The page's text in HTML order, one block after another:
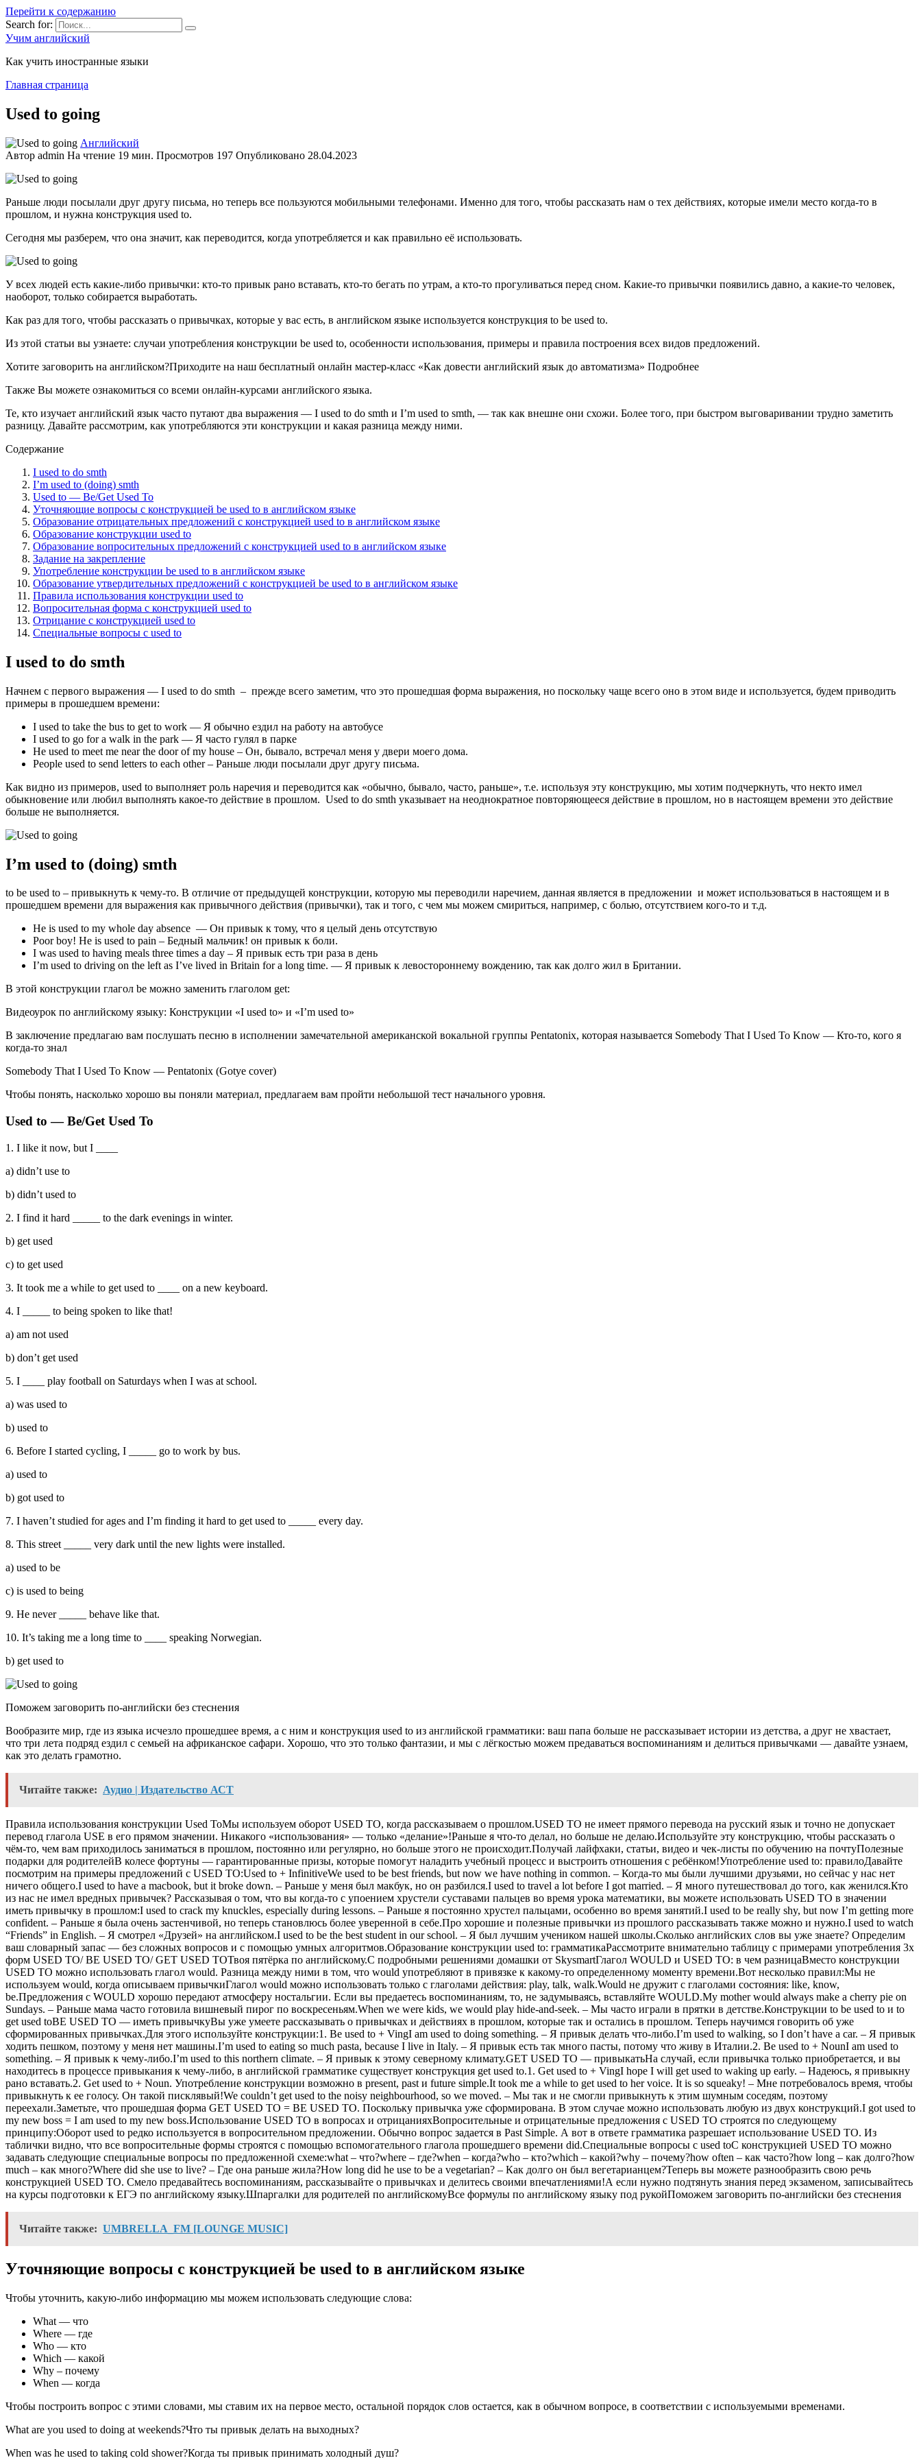
Перейти к содержанию
Search for:
Учим английский
Как учить иностранные языки
Главная страница
Used to going
Английский
Автор admin На чтение 19 мин. Просмотров 197 Опубликовано 28.04.2023
Раньше люди посылали друг другу письма, но теперь все пользуются мобильными телефонами. Именно для того, чтобы рассказать нам о тех действиях, которые имели место когда-то в
прошлом, и нужна конструкция used to.
Сегодня мы разберем, что она значит, как переводится, когда употребляется и как правильно её использовать.
У всех людей есть какие-либо привычки: кто-то привык рано вставать, кто-то бегать по утрам, а кто-то прогуливаться перед сном. Какие-то привычки появились давно, а какие-то человек,
наоборот, только собирается выработать.
Как раз для того, чтобы рассказать о привычках, которые у вас есть, в английском языке используется конструкция to be used to.
Из этой статьи вы узнаете: случаи употребления конструкции be used to, особенности использования, примеры и правила построения всех видов предложений.
Хотите заговорить на английском?Приходите на наш бесплатный онлайн мастер-класс «Как довести английский язык до автоматизма» Подробнее
Также Вы можете ознакомиться со всеми онлайн-курсами английского языка.
Те, кто изучает английский язык часто путают два выражения — I used to do smth и I’m used to smth, — так как внешне они схожи. Более того, при быстром выговаривании трудно заметить
разницу. Давайте рассмотрим, как употребляются эти конструкции и какая разница между ними.
Содержание
I used to do smth
I’m used to (doing) smth
Used to — Be/Get Used To
Уточняющие вопросы с конструкцией be used to в английском языке
Образование отрицательных предложений с конструкцией used to в английском языке
Образование конструкции used to
Образование вопросительных предложений с конструкцией used to в английском языке
Задание на закрепление
Употребление конструкции be used to в английском языке
Образование утвердительных предложений с конструкцией be used to в английском языке
Правила использования конструкции used to
Вопросительная форма с конструкцией used to
Отрицание с конструкцией used to
Специальные вопросы c used to
I used to do smth
Начнем с первого выражения — I used to do smth – прежде всего заметим, что это прошедшая форма выражения, но поскольку чаще всего оно в этом виде и используется, будем приводить
примеры в прошедшем времени:
I used to take the bus to get to work — Я обычно ездил на работу на автобусе
I used to go for a walk in the park — Я часто гулял в парке
He used to meet me near the door of my house – Он, бывало, встречал меня у двери моего дома.
People used to send letters to each other – Раньше люди посылали друг другу письма.
Как видно из примеров, used to выполняет роль наречия и переводится как «обычно, бывало, часто, раньше», т.е. используя эту конструкцию, мы хотим подчеркнуть, что некто имел
обыкновение или любил выполнять какое-то действие в прошлом. Used to do smth указывает на неоднократное повторяющееся действие в прошлом, но в настоящем времени это действие
больше не выполняется.
I’m used to (doing) smth
to be used to – привыкнуть к чему-то. В отличие от предыдущей конструкции, которую мы переводили наречием, данная является в предложении и может использоваться в настоящем и в
прошедшем времени для выражения как привычного действия (привычки), так и того, с чем мы можем смириться, например, с болью, отсутствием кого-то и т.д.
He is used to my whole day absence — Он привык к тому, что я целый день отсутствую
Poor boy! He is used to pain – Бедный мальчик! он привык к боли.
I was used to having meals three times a day – Я привык есть три раза в день
I’m used to driving on the left as I’ve lived in Britain for a long time. — Я привык к левостороннему вождению, так как долго жил в Британии.
В этой конструкции глагол be можно заменить глаголом get:
Видеоурок по английскому языку: Конструкции «I used to» и «I’m used to»
В заключение предлагаю вам послушать песню в исполнении замечательной американской вокальной группы Pentatonix, которая называется Somebody That I Used To Know — Кто-то, кого я
когда-то знал
Somebody That I Used To Know — Pentatonix (Gotye cover)
Чтобы понять, насколько хорошо вы поняли материал, предлагаем вам пройти небольшой тест начального уровня.
Used to — Be/Get Used To
1. I like it now, but I ____
a) didn’t use to
b) didn’t used to
2. I find it hard _____ to the dark evenings in winter.
b) get used
c) to get used
3. It took me a while to get used to ____ on a new keyboard.
4. I _____ to being spoken to like that!
a) am not used
b) don’t get used
5. I ____ play football on Saturdays when I was at school.
a) was used to
b) used to
6. Before I started cycling, I _____ go to work by bus.
a) used to
b) got used to
7. I haven’t studied for ages and I’m finding it hard to get used to _____ every day.
8. This street _____ very dark until the new lights were installed.
a) used to be
c) is used to being
9. He never _____ behave like that.
10. It’s taking me a long time to ____ speaking Norwegian.
b) get used to
Поможем заговорить по-английски без стеснения
Вообразите мир, где из языка исчезло прошедшее время, а с ним и конструкция used to из английской грамматики: ваш папа больше не рассказывает истории из детства, а друг не хвастает,
что три лета подряд ездил с семьей на африканское сафари. Хорошо, что это только фантазии, и мы с лёгкостью можем предаваться воспоминаниям и делиться привычками — давайте узнаем,
как это делать грамотно.
Читайте также: Аудио | Издательство АСТ
Правила использования конструкции Used ToМы используем оборот USED TO, когда рассказываем о прошлом.USED TO не имеет прямого перевода на русский язык и точно не допускает
перевод глагола USE в его прямом значении. Никакого «использования» — только «делание»!Раньше я что-то делал, но больше не делаю.Используйте эту конструкцию, чтобы рассказать о
чём-то, чем вам приходилось заниматься в прошлом, постоянно или регулярно, но больше этого не происходит.Получай лайфхаки, статьи, видео и чек-листы по обучению на почтуПолезные
подарки для родителейВ колесе фортуны — гарантированные призы, которые помогут наладить учебный процесс и выстроить отношения с ребёнком!Употребление used to: правилоДавайте
посмотрим на примеры предложений с USED TO:Used to + InfinitiveWe used to be best friends, but now we have nothing in common. – Когда-то мы были лучшими друзьями, но сейчас у нас нет
ничего общего.I used to have a macbook, but it broke down. – Раньше у меня был макбук, но он разбился.I used to travel a lot before I got married. – Я много путешествовал до того, как женился.Кто
из нас не имел вредных привычек? Рассказывая о том, что вы когда-то с упоением хрустели суставами пальцев во время урока математики, вы можете использовать USED TO в значении
иметь привычку в прошлом:I used to crack my knuckles, especially during lessons. – Раньше я постоянно хрустел пальцами, особенно во время занятий.I used to be really shy, but now I’m getting more
confident. – Раньше я была очень застенчивой, но теперь становлюсь более уверенной в себе.Про хорошие и полезные привычки из прошлого рассказывать также можно и нужно.I used to watch
“Friends” in English. – Я смотрел «Друзей» на английском.I used to be the best student in our school. – Я был лучшим учеником нашей школы.Сколько английских слов вы уже знаете? Определим
ваш словарный запас — без сложных вопросов и с помощью умных алгоритмов.Образование конструкции used to: грамматикаРассмотрите внимательно таблицу с примерами употребления 3х
форм USED TO/ BE USED TO/ GET USED TOТвоя пятёрка по английскому.С подробными решениями домашки от SkysmartГлагол WOULD и USED TO: в чем разницаВместо конструкции
USED TO можно использовать глагол would. Разница между ними в том, что would употребляют в привязке к какому-то определенному моменту времени.Вот несколько правил:Мы не
используем would, когда описываем привычкиГлагол would можно использовать только с глаголами действия: play, talk, walk.Would не дружит с глаголами состояния: like, know,
be.Предложения с WOULD хорошо передают атмосферу ностальгии. Если вы предаетесь воспоминаниям, то, не задумываясь, вставляйте WOULD.My mother would always make a cherry pie on
Sundays. – Раньше мама часто готовила вишневый пирог по воскресеньям.When we were kids, we would play hide-and-seek. – Мы часто играли в прятки в детстве.Конструкции to be used to и to
get used toBE USED TO — иметь привычкуВы уже умеете рассказывать о привычках и действиях в прошлом, которые так и остались в прошлом. Теперь научимся говорить об уже
сформированных привычках.Для этого используйте конструкции:1. Be used to + VingI am used to doing something. – Я привык делать что-либо.I’m used to walking, so I don’t have a car. – Я привык
ходить пешком, поэтому у меня нет машины.I’m used to eating so much pasta, because I live in Italy. – Я привык есть так много пасты, потому что живу в Италии.2. Be used to + NounI am used to
something. – Я привык к чему-либо.I’m used to this northern climate. – Я привык к этому северному климату.GET USED TO — привыкатьНа случай, если привычка только приобретается, и вы
находитесь в процессе привыкания к чему-либо, в английской грамматике существует конструкция get used to.1. Get used to + VingI hope I will get used to waking up early. – Надеюсь, я привыкну
рано вставать.2. Get used to + Noun. Употребление конструкции возможно в present, past и future simple.It took me a while to get used to her voice. It is so squeaky! – Мне потребовалось время, чтобы
привыкнуть к ее голосу. Он такой писклявый!We couldn’t get used to the noisy neighbourhood, so we moved. – Мы так и не смогли привыкнуть к этим шумным соседям, поэтому
переехали.Заметьте, что прошедшая форма GET USED TO = BE USED TO. Поскольку привычка уже сформирована. В этом случае можно использовать любую из двух конструкций.I got used to
my new boss = I am used to my new boss.Использование USED TO в вопросах и отрицанияхВопросительные и отрицательные предложения с USED TO строятся по следующему
принципу:Оборот used to редко используется в вопросительном предложении. Обычно вопрос задается в Past Simple. А вот в ответе грамматика разрешает использование USED TO. Из
таблички видно, что все вопросительные формы строятся с помощью вспомогательного глагола прошедшего времени did.Специальные вопросы c used toС конструкцией USED TO можно
задавать следующие специальные вопросы по предложенной схеме:what – что?where – где?when – когда?who – кто?which – какой?why – почему?how often – как часто?how long – как долго?how
much – как много?Where did she use to live? – Где она раньше жила?How long did he use to be a vegetarian? – Как долго он был вегетарианцем?Теперь вы можете разнообразить свою речь
конструкцией USED TO. Смело предавайтесь воспоминаниям, рассказывайте о привычках и делитесь своими впечатлениями!А если нужно подтянуть знания перед экзаменом, записывайтесь
на курсы подготовки к ЕГЭ по английскому языку.Шпаргалки для родителей по английскомуВсе формулы по английскому языку под рукойПоможем заговорить по-английски без стеснения
Читайте также: UMBRELLA_FM [LOUNGE MUSIC]
Уточняющие вопросы с конструкцией be used to в английском языке
Чтобы уточнить, какую-либо информацию мы можем использовать следующие слова:
What — что
Where — где
Who — кто
Which — какой
Why – почему
When — когда
Чтобы построить вопрос с этими словами, мы ставим их на первое место, остальной порядок слов остается, как в обычном вопросе, в соответствии с используемыми временами.
What are you used to doing at weekends?Что ты привык делать на выходных?
When was he used to taking cold shower?Когда ты привык принимать холодный душ?